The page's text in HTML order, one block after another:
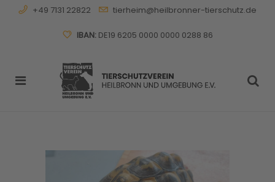
+49 7131 22822 tierheim@heilbronner-tierschutz.de
IBAN:DE19 6205 0000 0000 0288 86